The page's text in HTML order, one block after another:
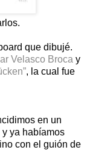
que dibujé.
Velasco Broca y
, la cual fue
en un
ya habíamos
con el guión de